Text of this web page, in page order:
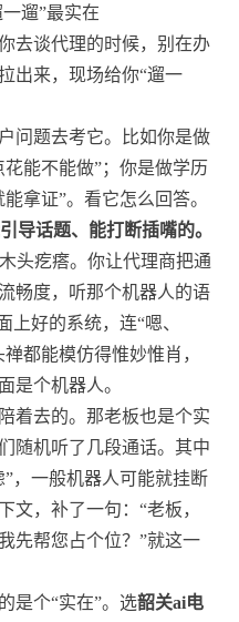
遛”最实在
去谈代理的时候，别在办
出来，现场给你“遛一
问题去考它。比如你是做
能不能做”；你是做学历
拿证”。看它怎么回答。
导话题、能打断插嘴的。
头疙瘩。你让代理商把通
畅度，听那个机器人的语
上好的系统，连“嗯、
都能模仿得惟妙惟肖，
是个机器人。
着去的。那老板也是个实
随机听了几段通话。其中
，一般机器人可能就挂断
文，补了一句：“老板，
先帮您占个位？”就这一
是个“实在”。选韶关ai电